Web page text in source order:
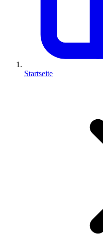
Startseite